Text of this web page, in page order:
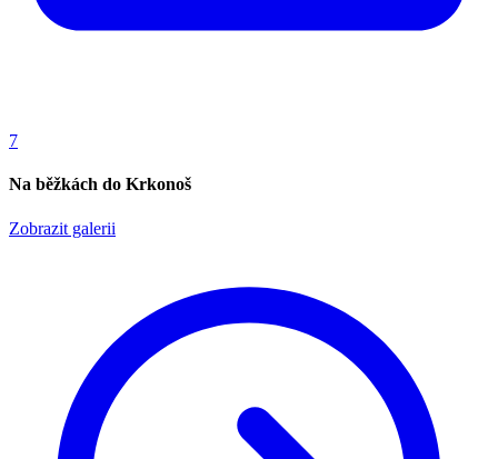
7
Na běžkách do Krkonoš
Zobrazit galerii